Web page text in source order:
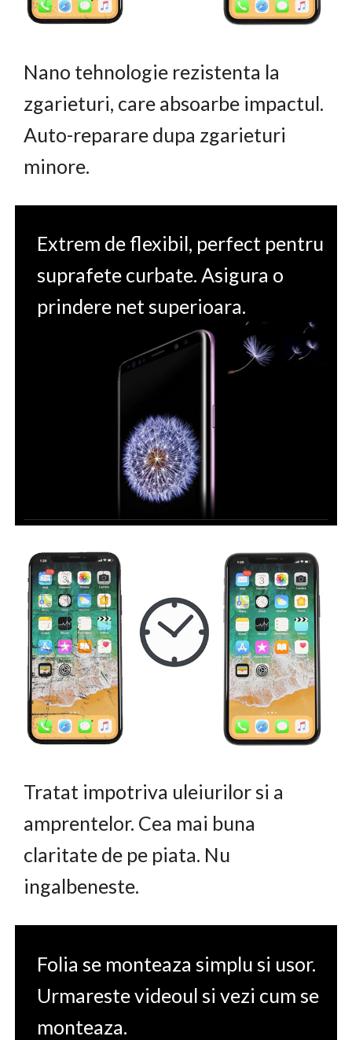
Nano tehnologie rezistenta la
zgarieturi, care absoarbe impactul.
Auto-reparare dupa zgarieturi
minore.
Extrem de flexibil, perfect pentru
suprafete curbate. Asigura o
prindere net superioara.
Tratat impotriva uleiurilor si a
amprentelor. Cea mai buna
claritate de pe piata. Nu
ingalbeneste.
Folia se monteaza simplu si usor.
Urmareste videoul si vezi cum se
monteaza.